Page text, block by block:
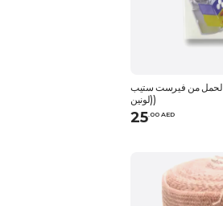
من فيرست ستيب
(لونين)
25 00 AED